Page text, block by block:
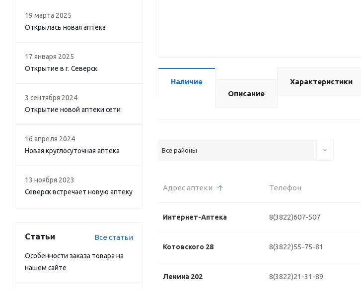
Наличие
Описание
Характеристики
Все районы
Адрес аптеки Телефон
Интернет-Аптека 8(3822)607-507
Котовского 28 8(3822)55-75-81
Ленина 202 8(3822)21-31-89
19 марта 2025
Открылась новая аптека
17 января 2025
Открытие в г. Северск
3 сентября 2024
Открытие новой аптеки сети
16 апреля 2024
Новая круглосуточная аптека
13 ноября 2023
Северск встречает новую аптеку
Статьи Все статьи
Особенности заказа товара на
нашем сайте